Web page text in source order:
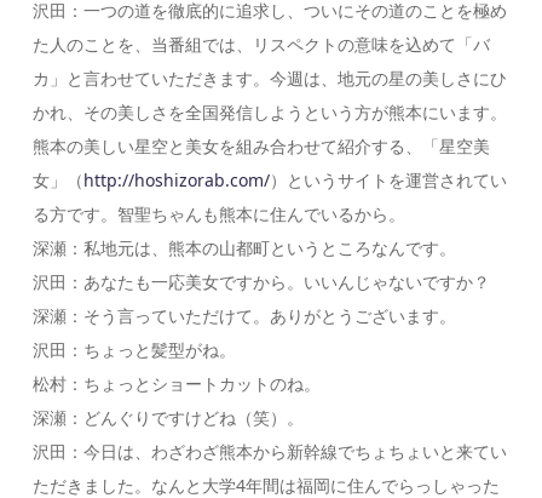
沢田：一つの道を徹底的に追求し、ついにその道のことを極め
た人のことを、当番組では、リスペクトの意味を込めて「バ
カ」と言わせていただきます。今週は、地元の星の美しさにひ
かれ、その美しさを全国発信しようという方が熊本にいます。
熊本の美しい星空と美女を組み合わせて紹介する、「星空美
女」（http://hoshizorab.com/）というサイトを運営されてい
る方です。智聖ちゃんも熊本に住んでいるから。
深瀬：私地元は、熊本の山都町というところなんです。
沢田：あなたも一応美女ですから。いいんじゃないですか？
深瀬：そう言っていただけて。ありがとうございます。
沢田：ちょっと髪型がね。
松村：ちょっとショートカットのね。
深瀬：どんぐりですけどね（笑）。
沢田：今日は、わざわざ熊本から新幹線でちょちょいと来てい
ただきました。なんと大学4年間は福岡に住んでらっしゃった